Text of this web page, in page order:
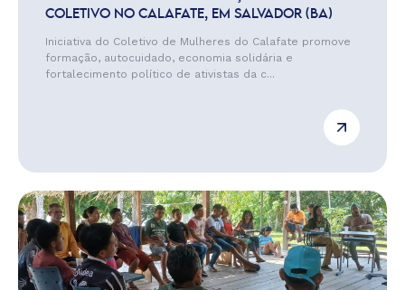
COLETIVO NO CALAFATE, EM SALVADOR (BA)
Iniciativa do Coletivo de Mulheres do Calafate promove
formação, autocuidado, economia solidária e
fortalecimento político de ativistas da c...